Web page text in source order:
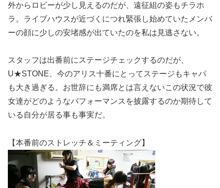
外からロビーが少し見えるのだが、遠征組の姿もチラホ
ラ。ライブハウスが近づくにつれ緊張し始めていたメンバ
ーの顔に少しの安堵感が出ていたのを私は見逃さない。
スタッフは出番前にステージチェックするのだが、
U★STONE、今のアリス十番にとってステージもキャパ
も大き過ぎる。お世辞にも満席とは言えないこの状況で彼
女達がどのようなパフォーマンスを披露するのか期待して
いる自分が居る事も事実だ。
【本番前のストレッチ＆ミーティング】